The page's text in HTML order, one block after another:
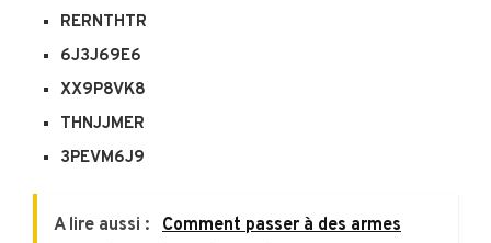
RERNTHTR
6J3J69E6
XX9P8VK8
THNJJMER
3PEVM6J9
A lire aussi :
Comment passer à des armes